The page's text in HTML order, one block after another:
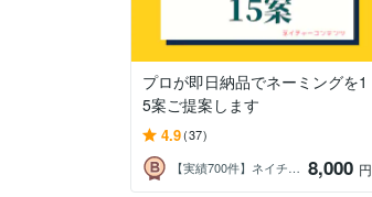
プロが即日納品でネーミングを1
5案ご提案します
4.9(37)
【実績700件】ネイチャーコンテンツ
8,000 円